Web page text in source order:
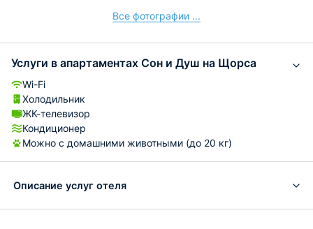
Все фотографии ...
Услуги в апартаментах Сон и Душ на Щорса
Wi-Fi
Холодильник
ЖК-телевизор
Кондиционер
Можно с домашними животными (до 20 кг)
Описание услуг отеля